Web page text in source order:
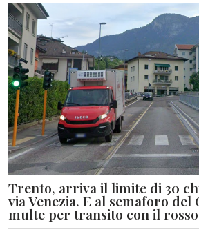
Trento, arriva il limite di 30
via Venezia. E al semaforo del
multe per transito con il rosso